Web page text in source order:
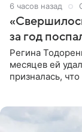
6 часов назад
за год
Регина
месяцев ей
призналась,